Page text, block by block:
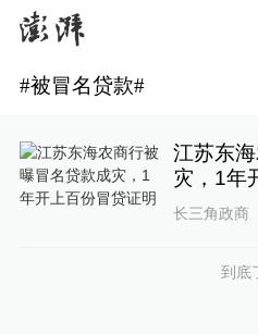
#被冒名贷款#
江苏东
灾，1年
长三角政商
到底